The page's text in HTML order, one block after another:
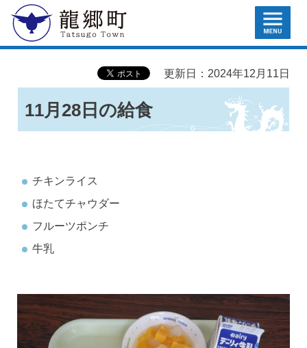
龍郷町 MENU
更新日：2024年12月11日
11月28日の給食
チキンライス
ほたてチャウダー
フルーツポンチ
牛乳